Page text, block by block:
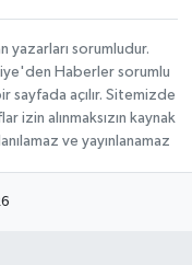
yazarları sorumludur.
Haberler sorumlu
sayfada açılır. Sitemizde
izin alınmaksızın kaynak
ve yayınlanamaz